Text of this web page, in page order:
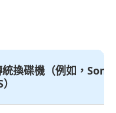
換碟機（例如，Sony